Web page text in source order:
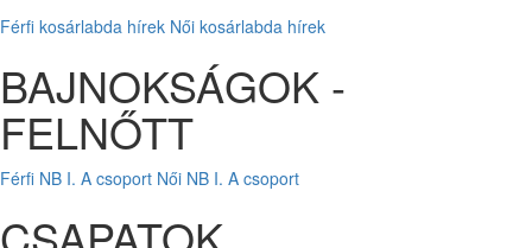
Férfi kosárlabda hírek Női kosárlabda hírek
BAJNOKSÁGOK -
FELNŐTT
Férfi NB I. A csoport Női NB I. A csoport